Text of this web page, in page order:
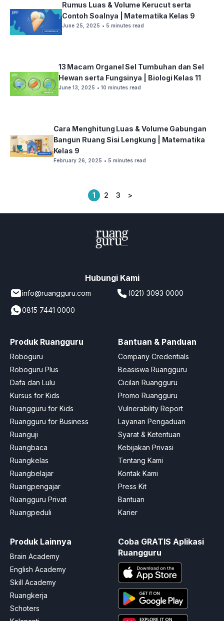
Rumus Luas & Volume Kerucut serta
Contoh Soalnya | Matematika Kelas 9
June 25, 2025 • 5 minutes read
13 Macam Organel Sel Tumbuhan dan Sel
Hewan serta Fungsinya | Biologi Kelas 11
June 13, 2025 • 10 minutes read
Cara Menghitung Luas & Volume Gabungan
Bangun Ruang Sisi Lengkung | Matematika
Kelas 9
February 26, 2025 • 5 minutes read
Posts
1 2 3 >
Hubungi Kami
info@ruangguru.com
(021) 3093 0000
0815 7441 0000
Produk Ruangguru
Roboguru
Roboguru Plus
Dafa dan Lulu
Kursus for Kids
Ruangguru for Kids
Ruangguru for Business
Ruanguji
Ruangbaca
Ruangkelas
Ruangbelajar
Ruangpengajar
Ruangguru Privat
Ruangpeduli
Bantuan & Panduan
Company Credentials
Beasiswa Ruangguru
Cicilan Ruangguru
Promo Ruangguru
Vulnerability Report
Layanan Pengaduan
Syarat & Ketentuan
Kebijakan Privasi
Tentang Kami
Kontak Kami
Press Kit
Bantuan
Karier
Produk Lainnya
Brain Academy
English Academy
Skill Academy
Ruangkerja
Schoters
Coba GRATIS Aplikasi
Ruangguru